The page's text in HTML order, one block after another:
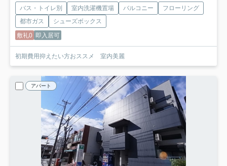
バス・トイレ別 室内洗濯機置場 バルコニー
フローリング
都市ガス
シューズボックス
敷礼0 即入居可
初期費用抑えたい方おススメ 室内美麗
アパート